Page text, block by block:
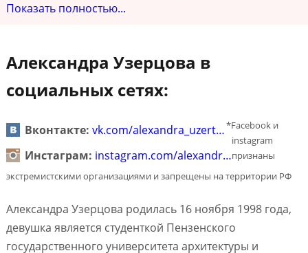
Показать полностью...
Александра Узерцова в
социальных сетях:
Вконтакте: vk.com/alexandra_uzert…
Инстаграм: instagram.com/alexandr…
*Facebook и
instagram
признаны
экстремистскими организациями и запрещены на территории РФ
Александра Узерцова родилась 16 ноября 1998 года,
девушка является студенткой Пензенского
государственного университета архитектуры и